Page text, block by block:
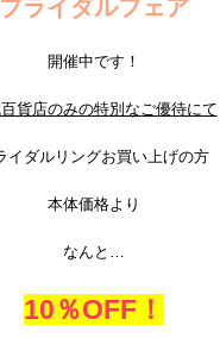
ブライダルフェア
開催中です！
貨店のみの特別なご優待にて
イダルリングお買い上げの方
本体価格より
なんと…
10％OFF！